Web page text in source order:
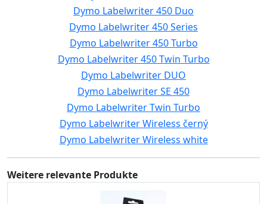
Dymo Labelwriter 450 Duo
Dymo Labelwriter 450 Series
Dymo Labelwriter 450 Turbo
Dymo Labelwriter 450 Twin Turbo
Dymo Labelwriter DUO
Dymo Labelwriter SE 450
Dymo Labelwriter Twin Turbo
Dymo Labelwriter Wireless černý
Dymo Labelwriter Wireless white
Weitere relevante Produkte